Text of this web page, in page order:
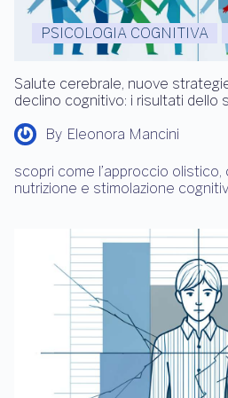
PSICOLOGIA COGNITIVA
Salute cerebrale, nuove
declino cognitivo: i risultati dello
By Eleonora Mancini
scopri come l’approccio
nutrizione e stimolazione